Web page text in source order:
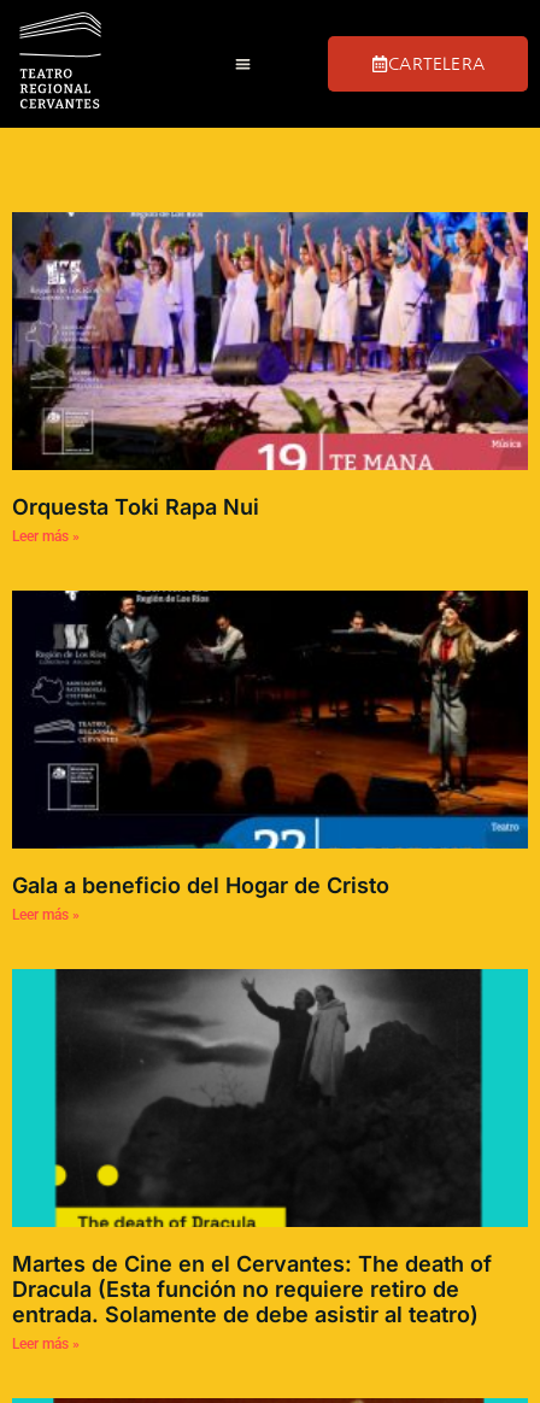
CARTELERA
Orquesta Toki Rapa Nui
Leer más »
Gala a beneficio del Hogar de Cristo
Leer más »
Martes de Cine en el Cervantes: The death of
Dracula (Esta función no requiere retiro de
entrada. Solamente de debe asistir al teatro)
Leer más »